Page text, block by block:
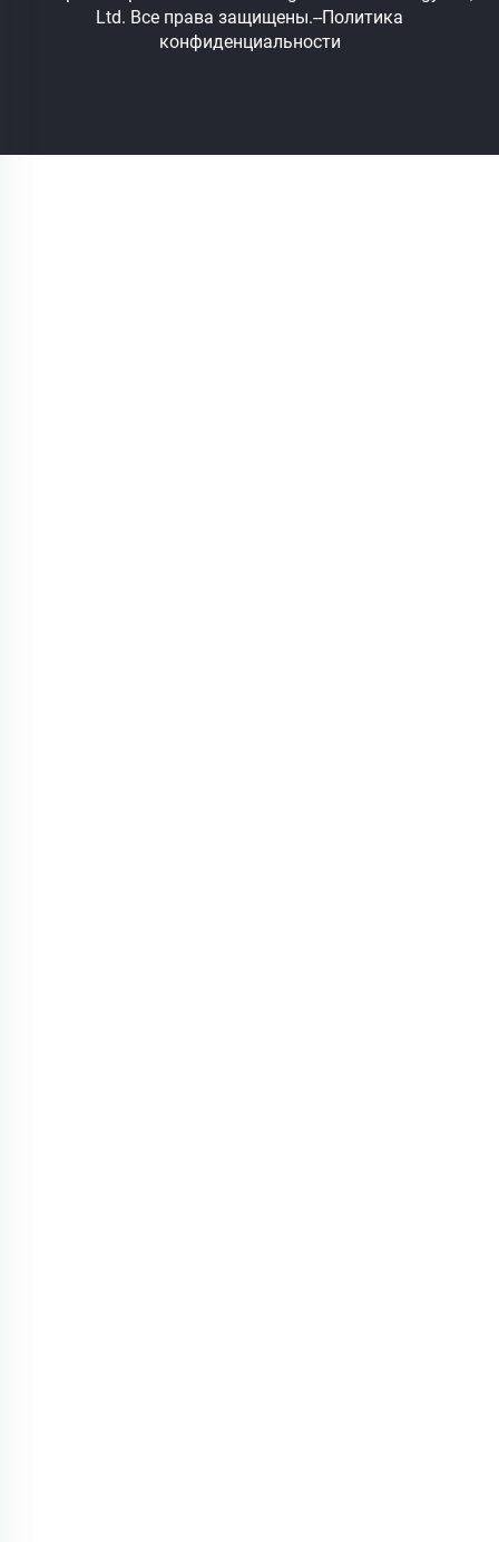
Ltd. Все права защищены.--Политика
конфиденциальности